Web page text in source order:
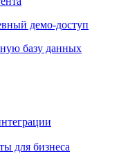
демо-доступ
базу данных
для бизнеса